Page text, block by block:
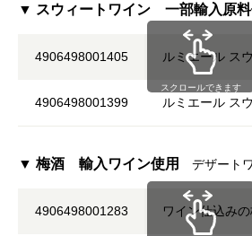
▼ スウィートワイン 一部輸入原料
4906498001405 ルミエール ス
4906498001399 ルミエール ス
スクロールできます
▼ 梅酒 輸入ワイン使用 デザート
4906498001283 ワイン仕込み